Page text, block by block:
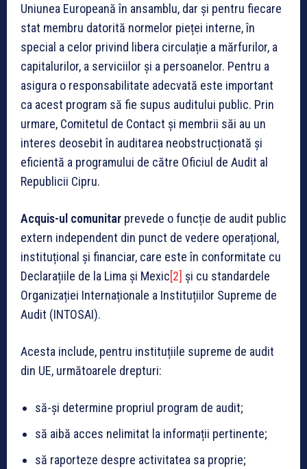
Uniunea Europeană în ansamblu, dar și pentru fiecare
stat membru datorită normelor pieței interne, în
special a celor privind libera circulație a mărfurilor, a
capitalurilor, a serviciilor și a persoanelor. Pentru a
asigura o responsabilitate adecvată este important
ca acest program să fie supus auditului public. Prin
urmare, Comitetul de Contact și membrii săi au un
interes deosebit în auditarea neobstrucționată și
eficientă a programului de către Oficiul de Audit al
Republicii Cipru.
Acquis-ul comunitar prevede o funcție de audit public
extern independent din punct de vedere operațional,
instituțional și financiar, care este în conformitate cu
Declarațiile de la Lima și Mexic[2] și cu standardele
Organizației Internaționale a Instituțiilor Supreme de
Audit (INTOSAI).
Acesta include, pentru instituțiile supreme de audit
din UE, următoarele drepturi:
să-și determine propriul program de audit;
să aibă acces nelimitat la informații pertinente;
să raporteze despre activitatea sa proprie;